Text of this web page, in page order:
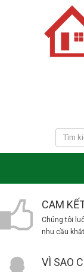
CAM
Chúng tôi
nhu cầu
VÌ SAO